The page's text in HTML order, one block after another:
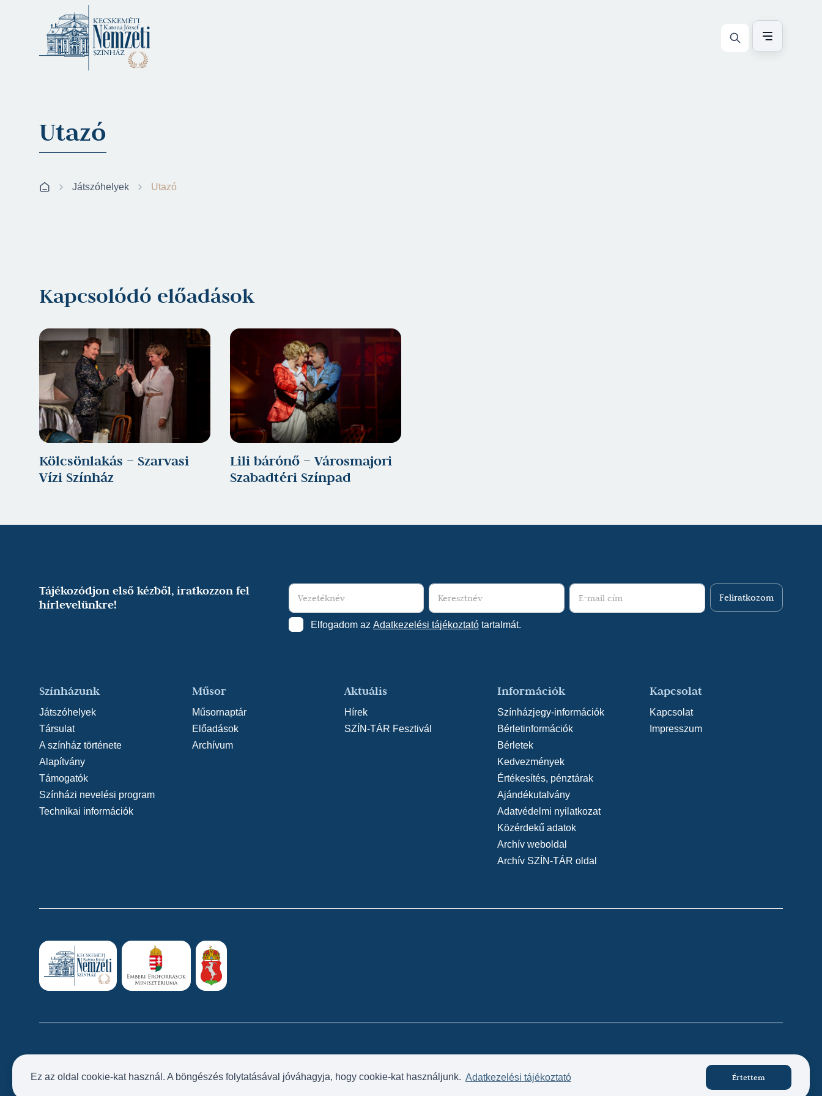
Ez az oldal cookie-kat használ. A böngészés folytatásával jóváhagyja, hogy cookie-kat használjunk. Adatkezelési tájékoztató Értettem
Utazó
Játszóhelyek Utazó
Kapcsolódó előadások
Kölcsönlakás – Szarvasi
Vízi Színház
Lili bárónő – Városmajori
Szabadtéri Színpad
Tájékozódjon első kézből, iratkozzon fel
hírlevelünkre!
Elfogadom az Adatkezelési tájékoztató tartalmát.
Feliratkozom
Színházunk
Játszóhelyek
Társulat
A színház története
Alapítvány
Támogatók
Színházi nevelési program
Technikai információk
Műsor
Műsornaptár
Előadások
Archívum
Aktuális
Hírek
SZÍN-TÁR Fesztivál
Információk
Színházjegy-információk
Bérletinformációk
Bérletek
Kedvezmények
Értékesítés, pénztárak
Ajándékutalvány
Adatvédelmi nyilatkozat
Közérdekű adatok
Archív weboldal
Archív SZÍN-TÁR oldal
Kapcsolat
Kapcsolat
Impresszum
Próbatábla